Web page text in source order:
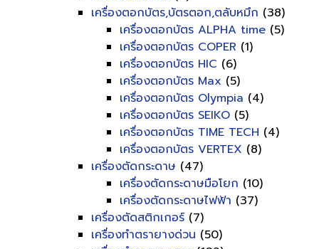
เครื่องตอกบัตร,บัตรตอก,ตลับหมึก (38)
เครื่องตอกบัตร ALPHA time (5)
เครื่องตอกบัตร COPER (1)
เครื่องตอกบัตร HIC (6)
เครื่องตอกบัตร Max (5)
เครื่องตอกบัตร Olympia (4)
เครื่องตอกบัตร SEIKO (5)
เครื่องตอกบัตร TIME TECH (4)
เครื่องตอกบัตร VERTEX (8)
เครื่องตัดกระดาษ (47)
เครื่องตัดกระดาษมือโยก (10)
เครื่องตัดกระดาษไฟฟ้า (37)
เครื่องตัดสติกเกอร์ (7)
เครื่องทำตรายางด่วน (50)